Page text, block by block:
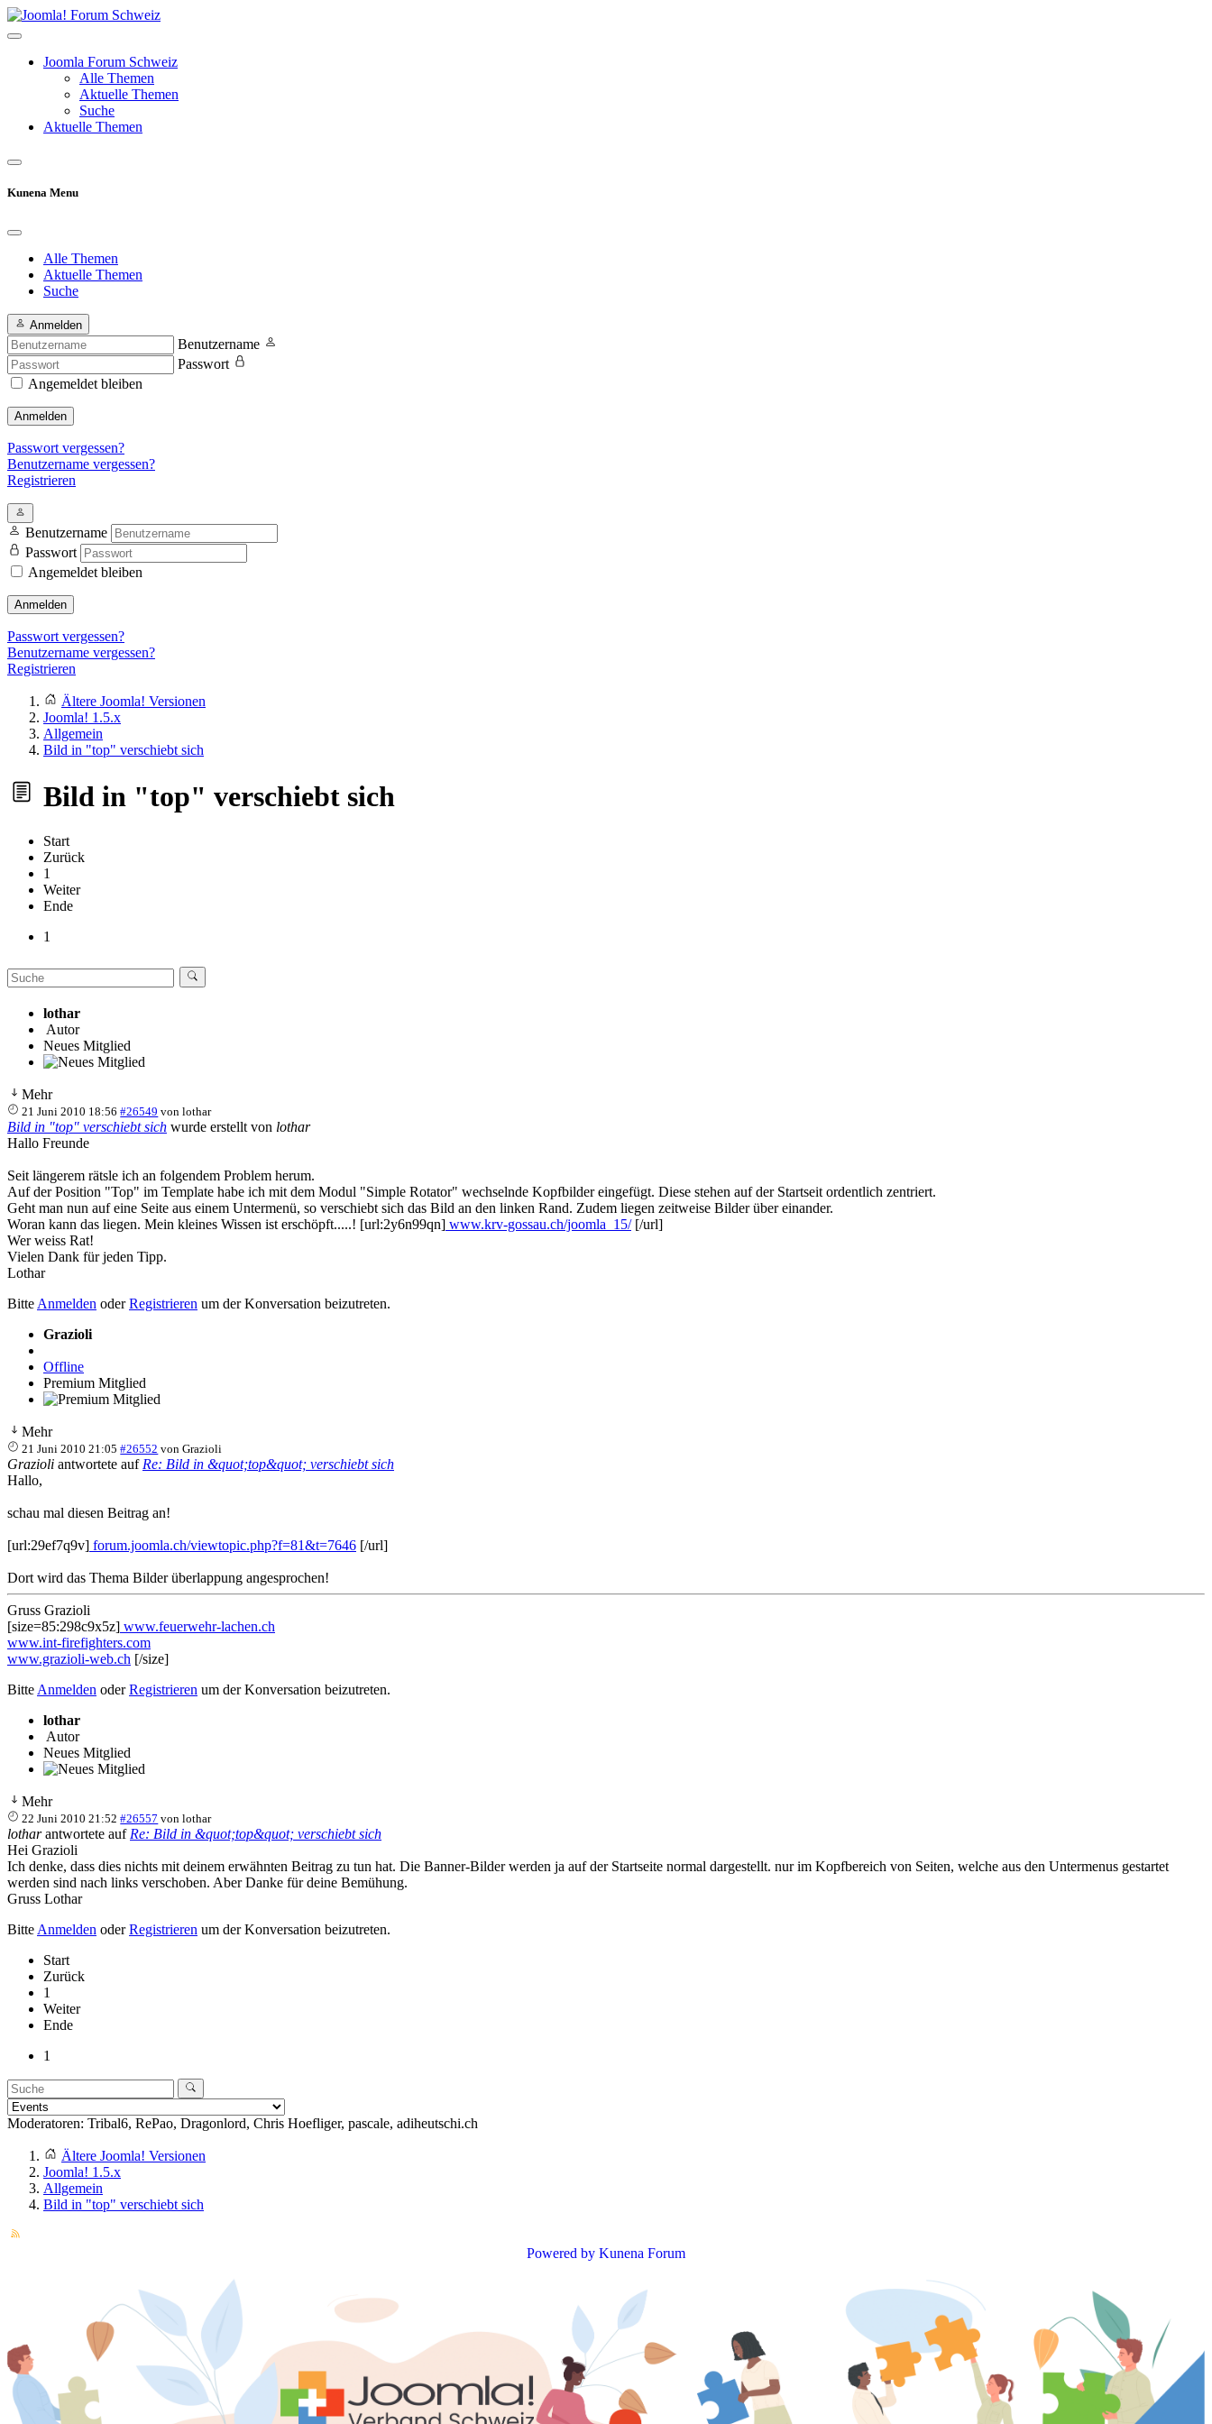
Joomla Forum Schweiz
Alle Themen
Aktuelle Themen
Suche
Aktuelle Themen
Kunena Menu
Alle Themen
Aktuelle Themen
Suche
Anmelden
Benutzername
Passwort
Angemeldet bleiben
Anmelden
Passwort vergessen?
Benutzername vergessen?
Registrieren
Benutzername
Passwort
Angemeldet bleiben
Anmelden
Passwort vergessen?
Benutzername vergessen?
Registrieren
Ältere Joomla! Versionen
Joomla! 1.5.x
Allgemein
Bild in "top" verschiebt sich
Bild in "top" verschiebt sich
Start
Zurück
1
Weiter
Ende
1
lothar
Autor
Neues Mitglied
Mehr
21 Juni 2010 18:56 #26549 vonlothar
Bild in "top" verschiebt sich wurde erstellt von lothar
Hallo Freunde
Seit längerem rätsle ich an folgendem Problem herum.
Auf der Position "Top" im Template habe ich mit dem Modul "Simple Rotator" wechselnde Kopfbilder eingefügt. Diese stehen auf der Startseit ordentlich zentriert.
Geht man nun auf eine Seite aus einem Untermenü, so verschiebt sich das Bild an den linken Rand. Zudem liegen zeitweise Bilder über einander.
Woran kann das liegen. Mein kleines Wissen ist erschöpft.....! [url:2y6n99qn] www.krv-gossau.ch/joomla_15/[/url]
Wer weiss Rat!
Vielen Dank für jeden Tipp.
Lothar
Bitte Anmelden oderRegistrieren um der Konversation beizutreten.
Grazioli
Offline
Premium Mitglied
Mehr
21 Juni 2010 21:05 #26552 vonGrazioli
Grazioli antwortete auf Re: Bild in &quot;top&quot; verschiebt sich
Hallo,
schau mal diesen Beitrag an!
[url:29ef7q9v] forum.joomla.ch/viewtopic.php?f=81&t=7646 [/url]
Dort wird das Thema Bilder überlappung angesprochen!
Gruss Grazioli
[size=85:298c9x5z] www.feuerwehr-lachen.ch
www.int-firefighters.com
www.grazioli-web.ch [/size]
Bitte Anmelden oderRegistrieren um der Konversation beizutreten.
lothar
Autor
Neues Mitglied
Mehr
22 Juni 2010 21:52 #26557 vonlothar
lotharantwortete auf Re: Bild in &quot;top&quot; verschiebt sich
Hei Grazioli
Ich denke, dass dies nichts mit deinem erwähnten Beitrag zu tun hat. Die Banner-Bilder werden ja auf der Startseite normal dargestellt. nur im Kopfbereich von Seiten, welche aus den Untermenus gestartet
werden sind nach links verschoben. Aber Danke für deine Bemühung.
Gruss Lothar
Bitte Anmelden oderRegistrieren um der Konversation beizutreten.
Start
Zurück
1
Weiter
Ende
1
Moderatoren: Tribal6, RePao, Dragonlord, Chris Hoefliger, pascale, adiheutschi.ch
Ältere Joomla! Versionen
Joomla! 1.5.x
Allgemein
Bild in "top" verschiebt sich
Powered by Kunena Forum